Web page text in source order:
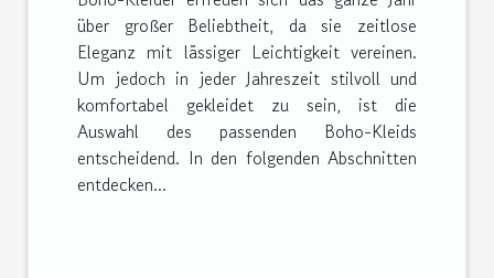
über großer Beliebtheit, da sie zeitlose
Eleganz mit lässiger Leichtigkeit vereinen.
Um jedoch in jeder Jahreszeit stilvoll und
komfortabel gekleidet zu sein, ist die
Auswahl des passenden Boho-Kleids
entscheidend. In den folgenden Abschnitten
entdecken...